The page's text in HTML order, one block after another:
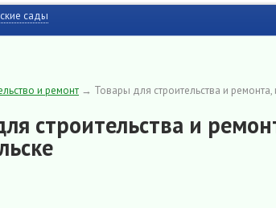
сады
и ремонт → Товары для строительства и ремонта,
строительства и